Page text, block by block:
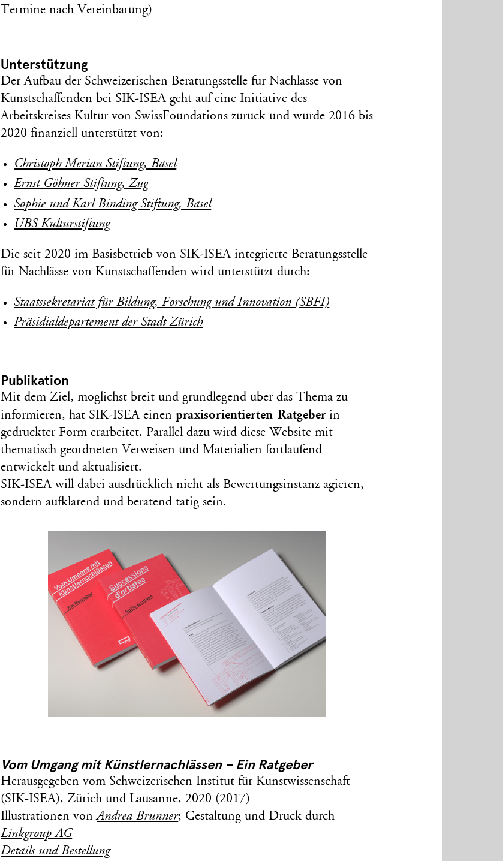
Termine nach Vereinbarung)
Unterstützung
Der Aufbau der Schweizerischen Beratungsstelle für Nachlässe von
Kunstschaffenden bei SIK-ISEA geht auf eine Initiative des
Arbeitskreises Kultur von SwissFoundations zurück und wurde 2016 bis
2020 finanziell unterstützt von:
Christoph Merian Stiftung, Basel
Ernst Göhner Stiftung, Zug
Sophie und Karl Binding Stiftung, Basel
UBS Kulturstiftung
Die seit 2020 im Basisbetrieb von SIK-ISEA integrierte Beratungsstelle
für Nachlässe von Kunstschaffenden wird unterstützt durch:
Staatssekretariat für Bildung, Forschung und Innovation (SBFI)
Präsidialdepartement der Stadt Zürich
Publikation
Mit dem Ziel, möglichst breit und grundlegend über das Thema zu
informieren, hat SIK-ISEA einenpraxisorientierten Ratgeber in
gedruckter Form erarbeitet. Parallel dazu wird diese Website mit
thematisch geordneten Verweisen und Materialien fortlaufend
entwickelt und aktualisiert.
SIK-ISEA will dabei ausdrücklich nicht als Bewertungsinstanz agieren,
sondern aufklärend und beratend tätig sein.
Vom Umgang mit Künstlernachlässen – Ein Ratgeber
Herausgegeben vom Schweizerischen Institut für Kunstwissenschaft
(SIK-ISEA), Zürich und Lausanne, 2020 (2017)
Illustrationen vonAndrea Brunner; Gestaltung und Druck durch
Linkgroup AG
Details und Bestellung